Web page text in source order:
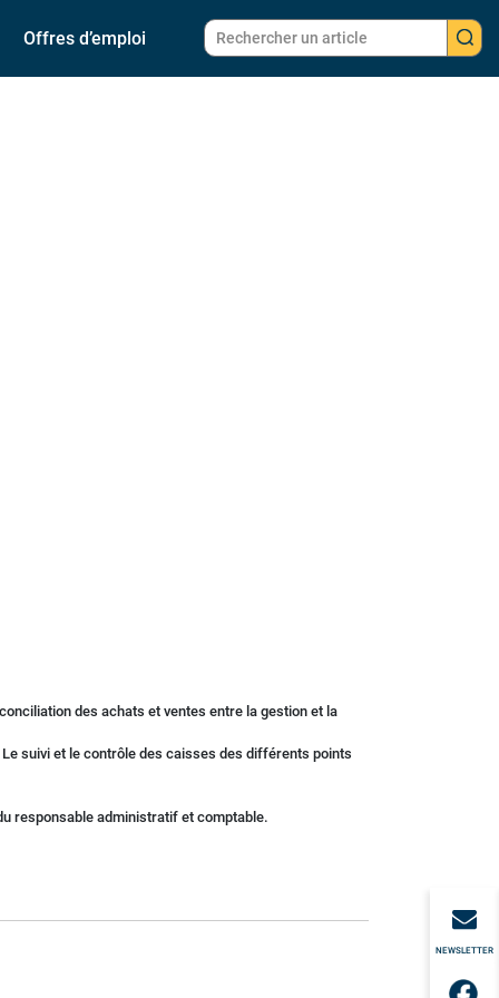
Offres d’emploi
NEWSLETTER
des achats et ventes entre la gestion et la
suivi et le contrôle des caisses des différents points
responsable administratif et comptable.